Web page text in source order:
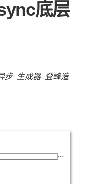
底层
步 生成器
登峰造